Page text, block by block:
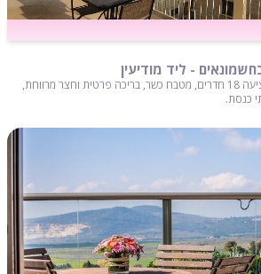
- ליד מודיעין
וילה לשבת חתן בחשמונאים מציעה 18 חדרים, מטבח כשר, בריכה פרטית וחצר מרווחת,
כנסת.